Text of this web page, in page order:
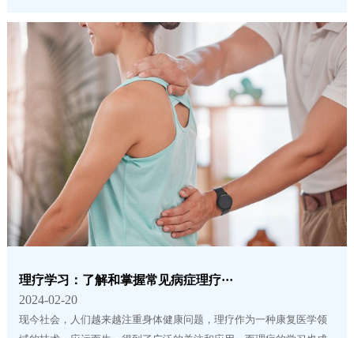
理疗学习：了解和掌握常见病症理疗···
2024-02-20
现今社会，人们越来越注重身体健康问题，理疗作为一种康复医学领